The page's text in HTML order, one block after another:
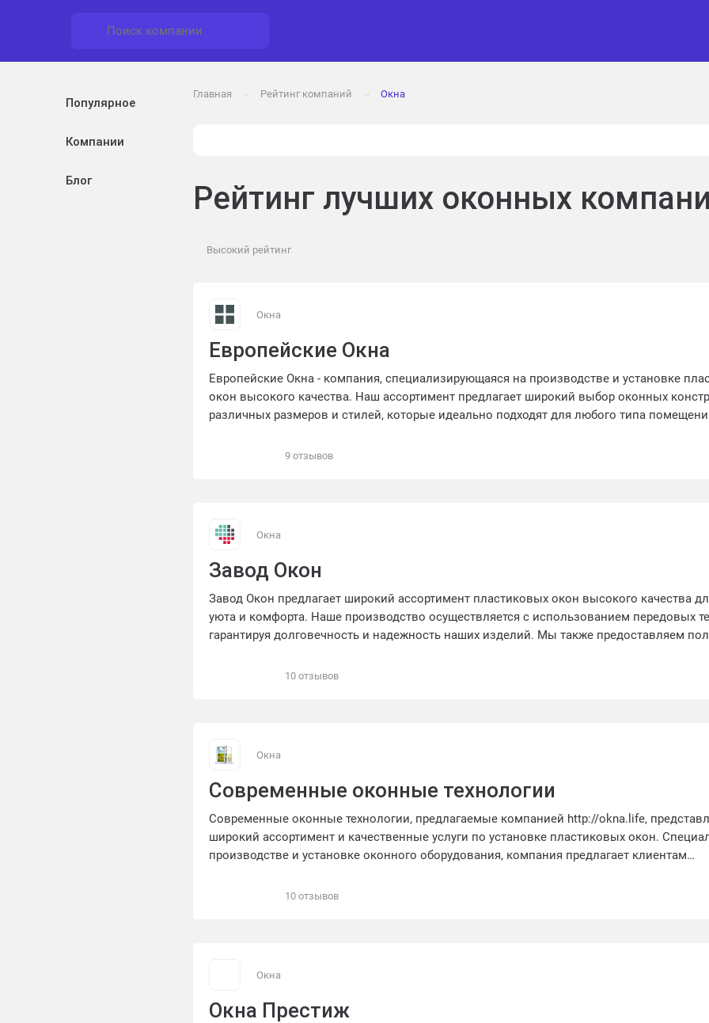
Популярное
Компании
Блог
Главная Рейтинг компаний Окна
Рейтинг лучших оконных
Окна
Европейские Окна
Европейские Окна - компания, специализирующаяся на производстве и установке
окон высокого качества. Наш ассортимент предлагает широкий выбор оконных
различных размеров и стилей, которые идеально подходят для любого типа
энергоэффективность и привлекательный внешний вид нашей продукции. Наши
вашего дома или офиса.
9 отзывов
Окна
Завод Окон
Завод Окон предлагает широкий ассортимент пластиковых окон высокого качества
уюта и комфорта. Наше производство осуществляется с использованием передовых
гарантируя долговечность и надежность наших изделий. Мы также предоставляем
надежный партнер в создании уютного и современного дома.
10 отзывов
Окна
Современные оконные технологии
Современные оконные технологии, предлагаемые компанией http://okna.life,
широкий ассортимент и качественные услуги по установке пластиковых окон.
производстве и установке оконного оборудования, компания предлагает клиентам
Квалифицированные специалисты гарантируют высокое качество материалов и
10 отзывов
Окна
Окна Престиж